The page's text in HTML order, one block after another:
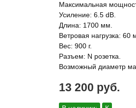
Максимальная
Усиление: 6.5 dB.
Длина: 1700 мм.
Ветровая нагрузка: 60
Вес: 900 г.
Разъем: N розетка.
Возможный диаметр
13 200 руб.